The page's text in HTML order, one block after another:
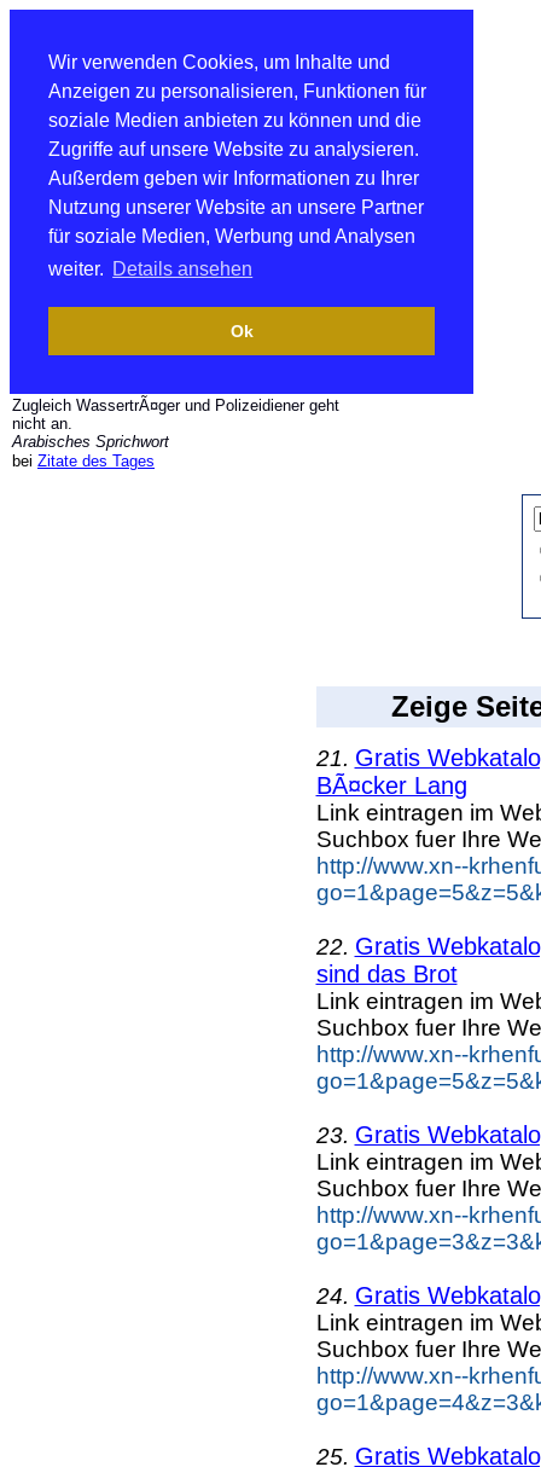
Wir verwenden Cookies, um Inhalte und
Anzeigen zu personalisieren, Funktionen für
soziale Medien anbieten zu können und die
Zugriffe auf unsere Website zu analysieren.
Außerdem geben wir Informationen zu Ihrer
Nutzung unserer Website an unsere Partner
für soziale Medien, Werbung und Analysen
weiter. Details ansehen
Ok
Zugleich WassertrÃ¤ger und Polizeidiener geht
nicht an.
Arabisches Sprichwort
bei Zitate des Tages
Zeige
21. Gratis
BÃ¤cker Lang
Link eintragen im
Suchbox fuer Ihre
http://www.xn--
22. Gratis
sind das Brot
Link eintragen im
Suchbox fuer Ihre
http://www.xn--
23. Gratis
Link eintragen im
Suchbox fuer Ihre
http://www.xn--
24. Gratis
Link eintragen im
Suchbox fuer Ihre
http://www.xn--
25. Gratis